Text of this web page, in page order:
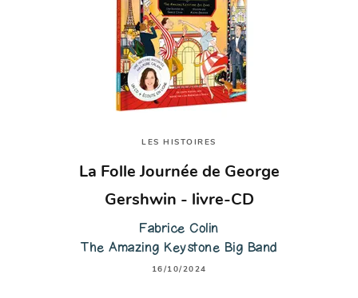
LES HISTOIRES
La Folle Journée de George
Gershwin - livre-CD
Fabrice Colin
The Amazing Keystone Big Band
16/10/2024